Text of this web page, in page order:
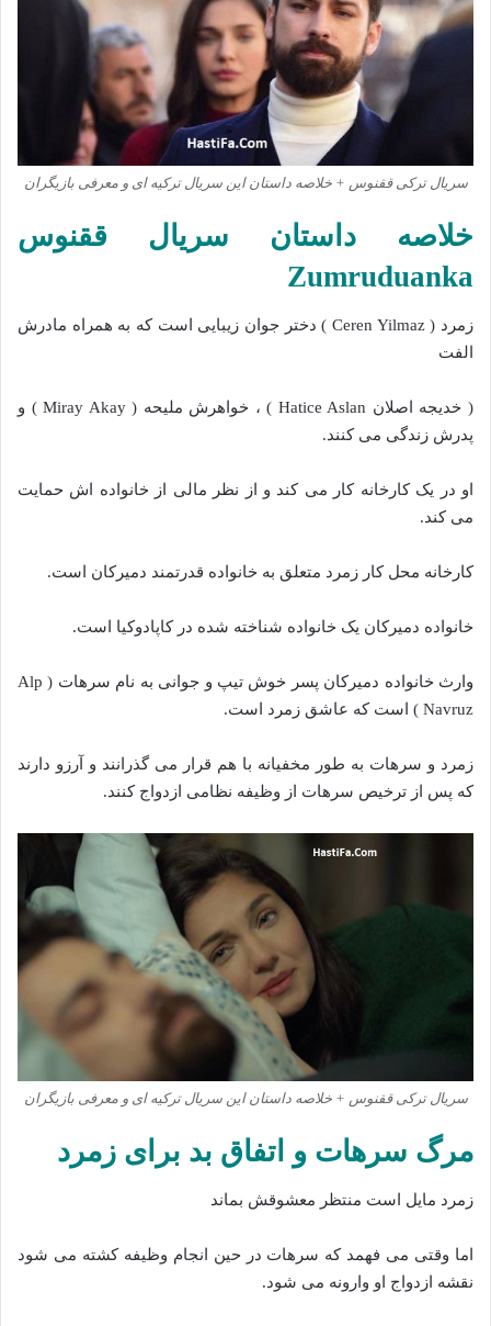
سریال ترکی ققنوس + خلاصه داستان این سریال ترکیه ای و معرفی بازیگران
خلاصه داستان سریال ققنوس
Zumruduanka
زمرد ( Ceren Yilmaz ) دختر جوان زیبایی است که به همراه مادرش
الفت
( خدیجه اصلان Hatice Aslan ) ، خواهرش ملیحه ( Miray Akay ) و
پدرش زندگی می کنند.
او در یک کارخانه کار می کند و از نظر مالی از خانواده اش حمایت
می کند.
کارخانه محل کار زمرد متعلق به خانواده قدرتمند دمیرکان است.
خانواده دمیرکان یک خانواده شناخته شده در کاپادوکیا است.
وارث خانواده دمیرکان پسر خوش تیپ و جوانی به نام سرهات ( Alp
Navruz ) است که عاشق زمرد است.
زمرد و سرهات به طور مخفیانه با هم قرار می گذرانند و آرزو دارند
که پس از ترخیص سرهات از وظیفه نظامی ازدواج کنند.
سریال ترکی ققنوس + خلاصه داستان این سریال ترکیه ای و معرفی بازیگران
مرگ سرهات و اتفاق بد برای زمرد
زمرد مایل است منتظر معشوقش بماند
اما وقتی می فهمد که سرهات در حین انجام وظیفه کشته می شود
نقشه ازدواج او وارونه می شود.